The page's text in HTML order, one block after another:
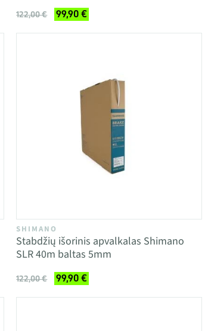
122,00 € 99,90 €
SHIMANO
Stabdžių išorinis apvalkalas Shimano
SLR 40m baltas 5mm
122,00 € 99,90 €